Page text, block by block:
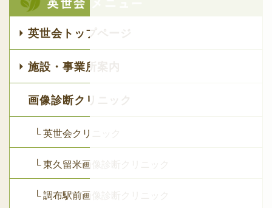
英世会トップページ
施設・事業所案内
画像診断クリニック
└ 英世会クリニック
└ 東久留米画像診断クリニック
└ 調布駅前画像診断クリニック